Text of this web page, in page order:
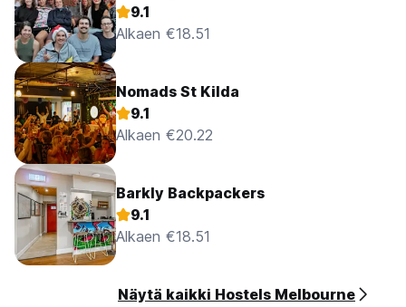
9.1
Alkaen €18.51
Nomads St Kilda
9.1
Alkaen €20.22
Barkly Backpackers
9.1
Alkaen €18.51
Näytä kaikki Hostels Melbourne